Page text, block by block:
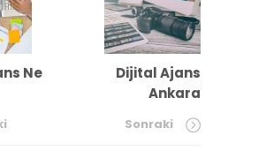
Ne
Dijital Ajans
Ankara
Sonraki